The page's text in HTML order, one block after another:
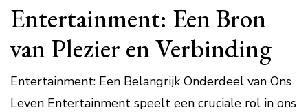
Entertainment: Een Bron
van Plezier en Verbinding
Entertainment: Een Belangrijk Onderdeel van Ons
Leven Entertainment speelt een cruciale rol in ons